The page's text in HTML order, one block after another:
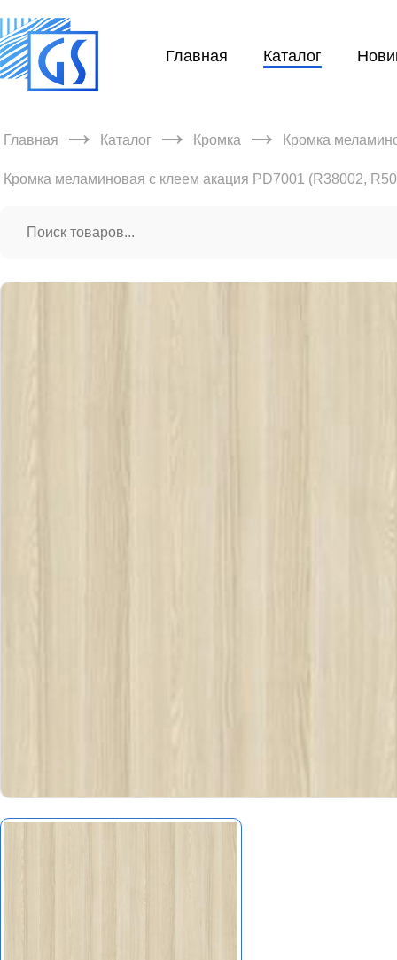
Главная Каталог
Главная → Каталог → Кромка → Кромка
Кромка меламиновая с клеем акация PD7001 (R38002,